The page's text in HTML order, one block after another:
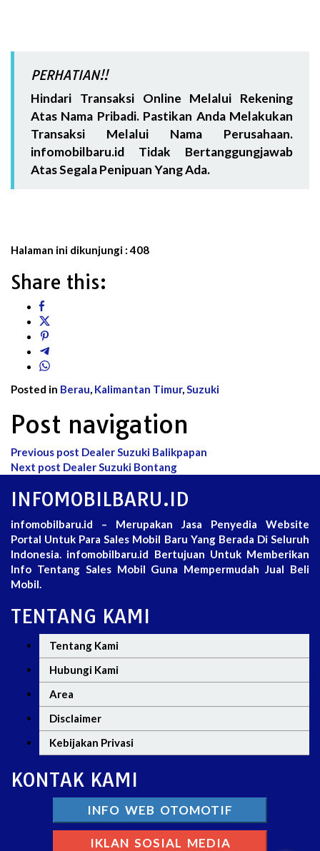
PERHATIAN!!
Hindari Transaksi Online Melalui Rekening
Atas Nama Pribadi. Pastikan Anda Melakukan
Transaksi Melalui Nama Perusahaan.
infomobilbaru.id Tidak Bertanggungjawab
Atas Segala Penipuan Yang Ada.
Halaman ini dikunjungi : 408
Share this:
Posted in Berau, Kalimantan Timur,Suzuki
Post navigation
Previous post Dealer Suzuki Balikpapan
Next post Dealer Suzuki Bontang
INFOMOBILBARU.ID
infomobilbaru.id – Merupakan Jasa Penyedia Website
Portal Untuk Para Sales Mobil Baru Yang Berada Di Seluruh
Indonesia. infomobilbaru.id Bertujuan Untuk Memberikan
Info Tentang Sales Mobil Guna Mempermudah Jual Beli
Mobil.
TENTANG KAMI
Tentang Kami
Hubungi Kami
Area
Disclaimer
Kebijakan Privasi
KONTAK KAMI
INFO WEB OTOMOTIF
IKLAN SOSIAL MEDIA